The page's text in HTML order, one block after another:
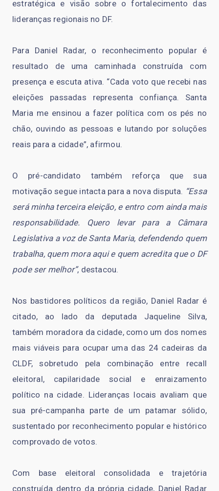
estratégica e visão sobre o fortalecimento das
lideranças regionais no DF.
Para Daniel Radar, o reconhecimento popular é
resultado de uma caminhada construída com
presença e escuta ativa. “Cada voto que recebi nas
eleições passadas representa confiança. Santa
Maria me ensinou a fazer política com os pés no
chão, ouvindo as pessoas e lutando por soluções
reais para a cidade”, afirmou.
O pré-candidato também reforça que sua
motivação segue intacta para a nova disputa. “Essa
será minha terceira eleição, e entro com ainda mais
responsabilidade. Quero levar para a Câmara
Legislativa a voz de Santa Maria, defendendo quem
trabalha, quem mora aqui e quem acredita que o DF
pode ser melhor”, destacou.
Nos bastidores políticos da região, Daniel Radar é
citado, ao lado da deputada Jaqueline Silva,
também moradora da cidade, como um dos nomes
mais viáveis para ocupar uma das 24 cadeiras da
CLDF, sobretudo pela combinação entre recall
eleitoral, capilaridade social e enraizamento
político na cidade. Lideranças locais avaliam que
sua pré-campanha parte de um patamar sólido,
sustentado por reconhecimento popular e histórico
comprovado de votos.
Com base eleitoral consolidada e trajetória
construída dentro da própria cidade, Daniel Radar